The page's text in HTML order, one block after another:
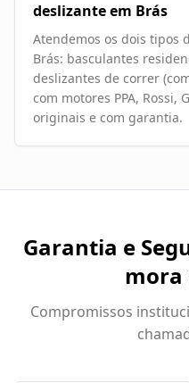
deslizante em Brás
Atendemos os dois tipos
Brás: basculantes
deslizantes de correr
com motores PPA, Rossi,
originais e com garantia.
Garantia e
mora
Compromissos